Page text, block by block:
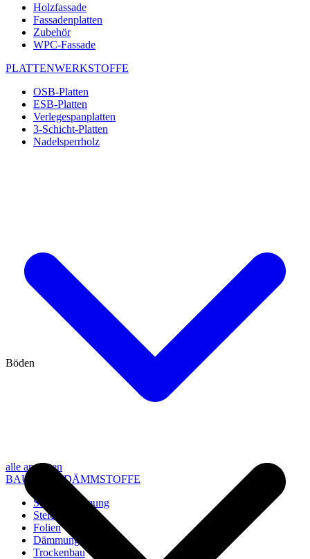
Holzfassade
Fassadenplatten
Zubehör
WPC-Fassade
PLATTENWERKSTOFFE
OSB-Platten
ESB-Platten
Verlegespanplatten
3-Schicht-Platten
Nadelsperrholz
alle anzeigen
BAU- UND DÄMMSTOFFE
Steico Dämmung
Steico Zubehör
Folien
Dämmung
Trockenbau
Böden